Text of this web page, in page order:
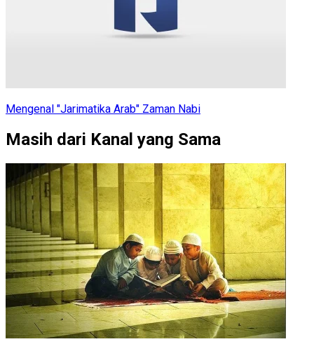
Mengenal "Jarimatika Arab" Zaman Nabi
Masih dari Kanal yang Sama